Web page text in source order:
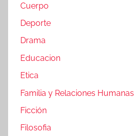
Cuerpo
Deporte
Drama
Educacion
Etica
Familia y Relaciones Humanas
Ficción
Filosofia